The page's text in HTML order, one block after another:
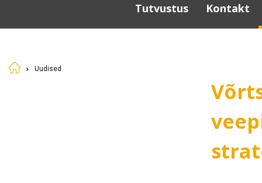
Tutvustus
Komisjonid ja nõukogud
Kontakt
Uudised